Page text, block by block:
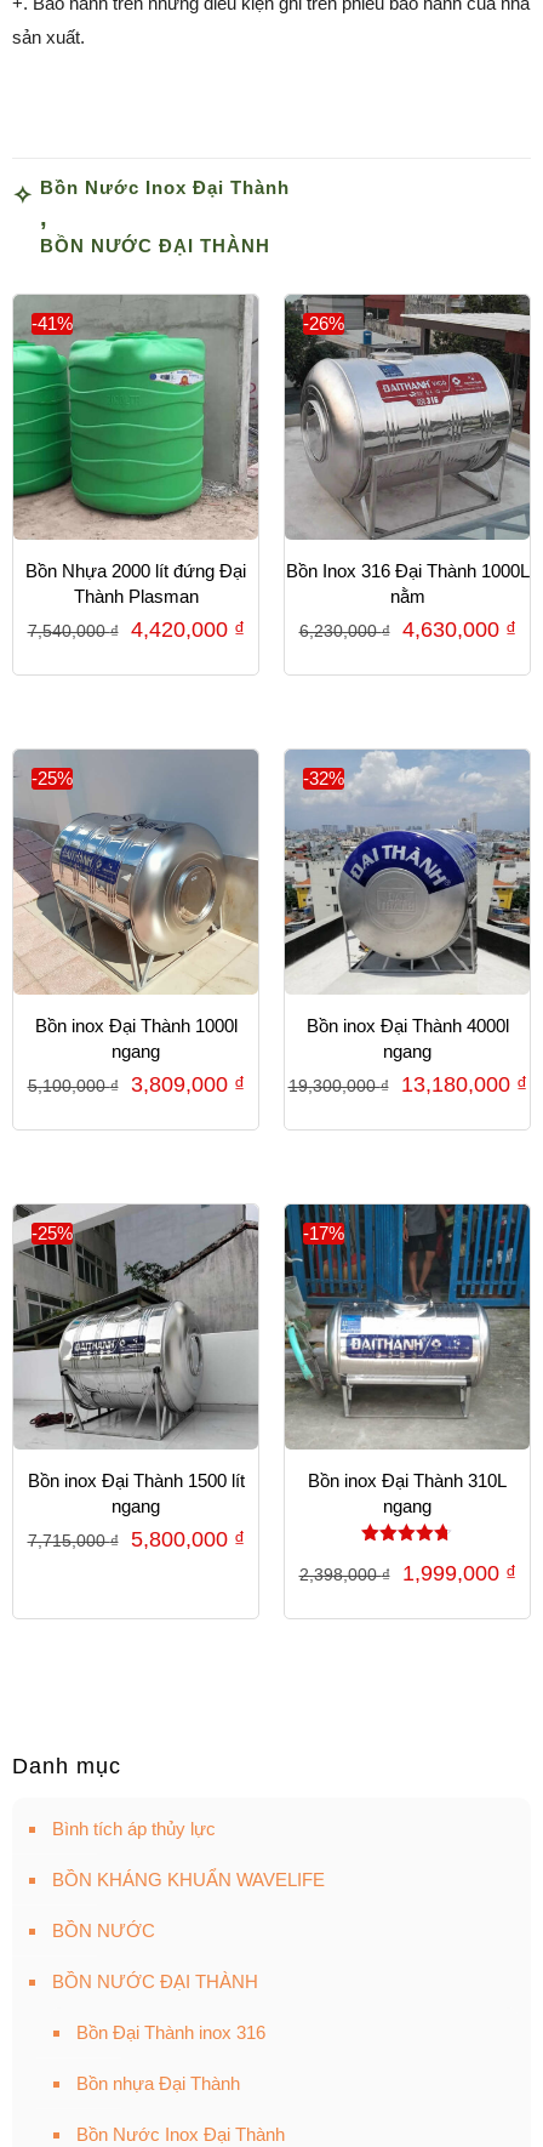
sản xuất.
Bồn Nước Inox Đại Thành
,
BỒN NƯỚC ĐẠI THÀNH
-41%
Bồn Nhựa 2000 lít đứng Đại
Thành Plasman
7,540,000₫ 4,420,000 ₫
-26%
Bồn Inox 316 Đại Thành 1000L
nằm
6,230,000₫ 4,630,000 ₫
-25%
Bồn inox Đại Thành 1000l
ngang
5,100,000₫ 3,809,000 ₫
-32%
Bồn inox Đại Thành 4000l
ngang
19,300,000₫ 13,180,000 ₫
-25%
Bồn inox Đại Thành 1500 lít
ngang
7,715,000₫ 5,800,000 ₫
-17%
Bồn inox Đại Thành 310L
ngang
hạng
2,398,000₫ 1,999,000 ₫
Danh mục
Bình tích áp thủy lực
BỒN KHÁNG KHUẨN WAVELIFE
BỒN NƯỚC
BỒN NƯỚC ĐẠI THÀNH
Bồn Đại Thành inox 316
Bồn nhựa Đại Thành
Bồn Nước Inox Đại Thành